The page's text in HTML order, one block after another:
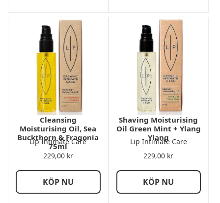
Cleansing
Moisturising Oil, Sea
Buckthorn & Fragonia
75ml
Lip Intimate Care
229,00 kr
KÖP NU
Shaving Moisturising
Oil Green Mint + Ylang
Ylang
Lip Intimate Care
229,00 kr
KÖP NU